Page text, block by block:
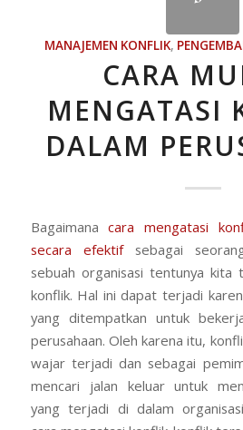
MANAJEMEN KONFLIK,
CARA
MENGATASI
DALAM
Bagaimanacara mengatasi
secara efektifsebagai
sebuah organisasi tentunya kita
konflik. Hal ini dapat terjadi
yang ditempatkan untuk
perusahaan. Oleh karena itu,
wajar terjadi dan sebagai
mencari jalan keluar untuk
yang terjadi di dalam